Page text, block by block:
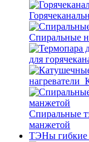
Спиральные
для
Спиральные
манжетой
ТЭНы гибкие